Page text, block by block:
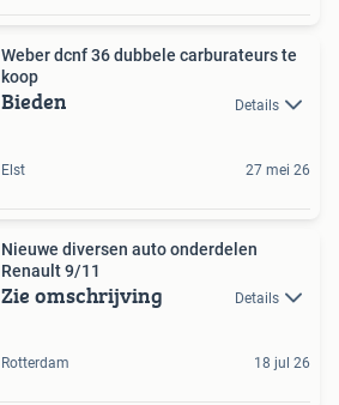
Weber dcnf 36 dubbele carburateurs te
koop
Bieden Details
Elst 27 mei 26
Nieuwe diversen auto onderdelen
Renault 9/11
Zie omschrijving Details
Rotterdam 18 jul 26